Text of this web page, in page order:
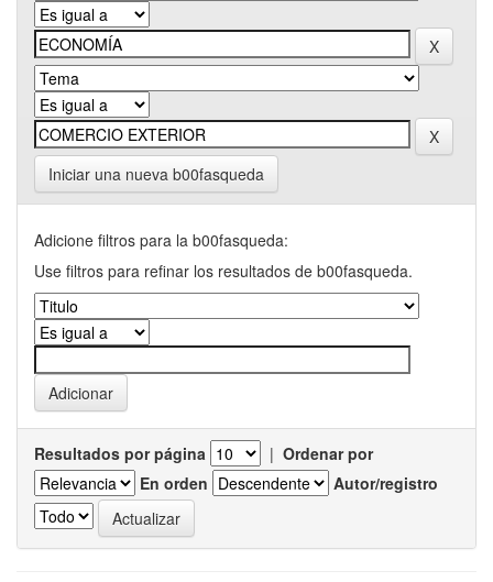
Iniciar una nueva b00fasqueda
Adicione filtros para la b00fasqueda:
Use filtros para refinar los resultados de b00fasqueda.
Resultados por página | Ordenar por
En orden
Autor/registro